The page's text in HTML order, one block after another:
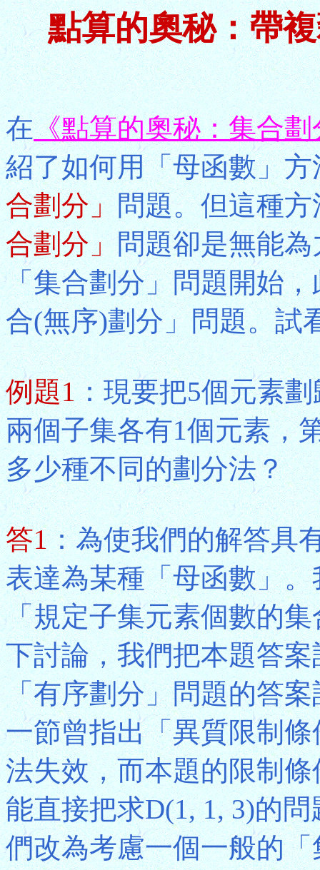
點算的奧秘：帶
在《點算的奧秘：集合
紹了如何用「母函數」方
合劃分」問題。但這種方
合劃分」問題卻是無能
「集合劃分」問題開始
合(無序)劃分」問題。試
例題1：現要把5個元素
兩個子集各有1個元素，
多少種不同的劃分法？
答1：為使我們的解答具
表達為某種「母函數」
「規定子集元素個數的
下討論，我們把本題答
「有序劃分」問題的答
一節曾指出「異質限制
法失效，而本題的限制
能直接把求D(1, 1, 3)的
們改為考慮一個一般的